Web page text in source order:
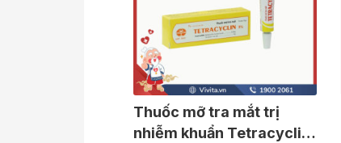
Thuốc mỡ tra mắt trị
nhiễm khuẩn Tetracyclin